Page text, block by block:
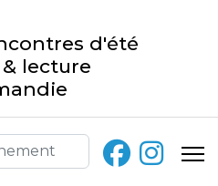
d'été
lecture